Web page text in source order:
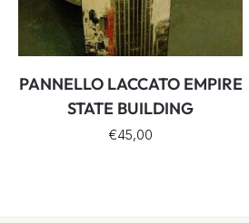
PANNELLO LACCATO EMPIRE
STATE BUILDING
€45,00